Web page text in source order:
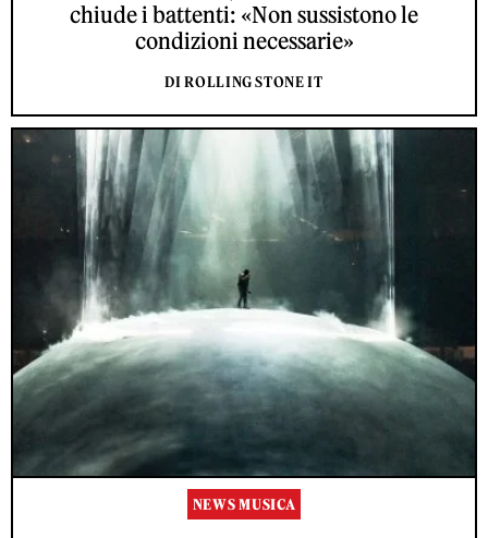
chiude i battenti: «Non sussistono le
condizioni necessarie»
DI ROLLING STONE IT
NEWS MUSICA